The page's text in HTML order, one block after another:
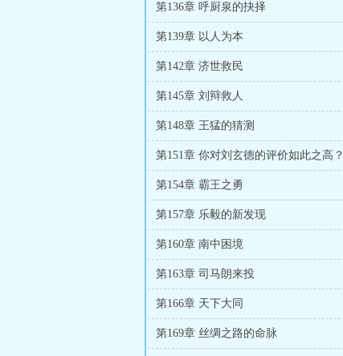
第136章 呼厨泉的抉择
第139章 以人为本
第142章 济世救民
第145章 刘辩救人
第148章 王猛的猜测
第151章 你对刘玄德的评价如此之高？
第154章 霸王之勇
第157章 乐毅的新发现
第160章 南中困境
第163章 司马朗来投
第166章 天下大同
第169章 丝绸之路的命脉